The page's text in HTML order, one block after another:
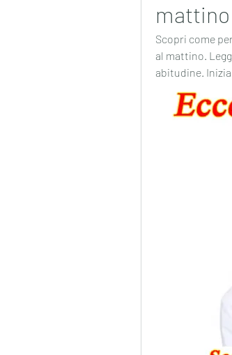
mattino
Scopri come
al mattino.
abitudine.